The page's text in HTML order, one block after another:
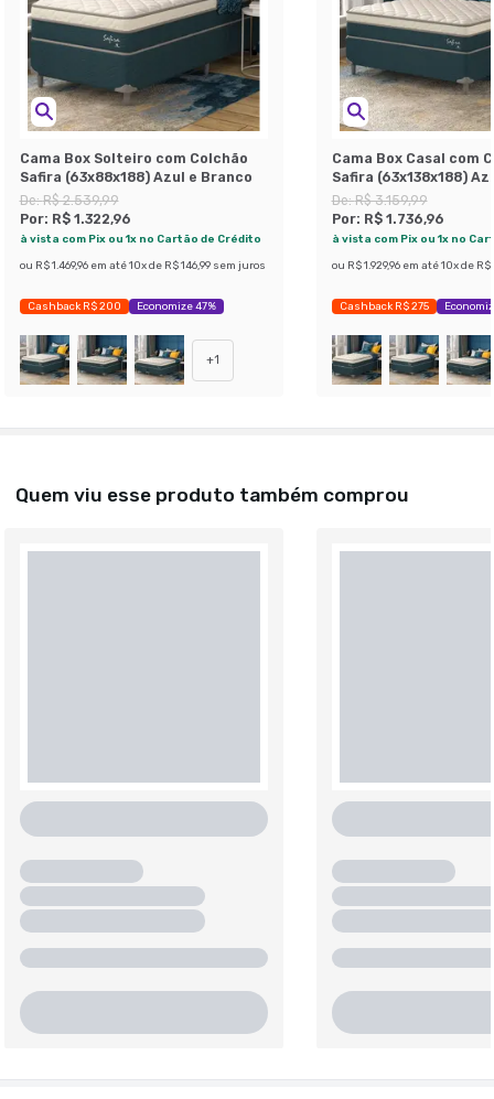
Cama Box Solteiro com Colchão
Safira (63x88x188) Azul e Branco
De:R$ 2.539,99
Por: R$ 1.322,96
à vista com Pix ou 1x no Cartão de Crédito
ou R$ 1.469,96 em até 10x de R$ 146,99 sem juros
Cashback R$ 200 Economize 47%
+1
Cama Box Casal com
Safira (63x138x188)
De:R$ 3.159,99
Por: R$ 1.736,96
à vista com Pix ou 1x no
ou R$ 1.929,96 em até 10x de R$
Cashback R$ 275
Quem viu esse produto também comprou